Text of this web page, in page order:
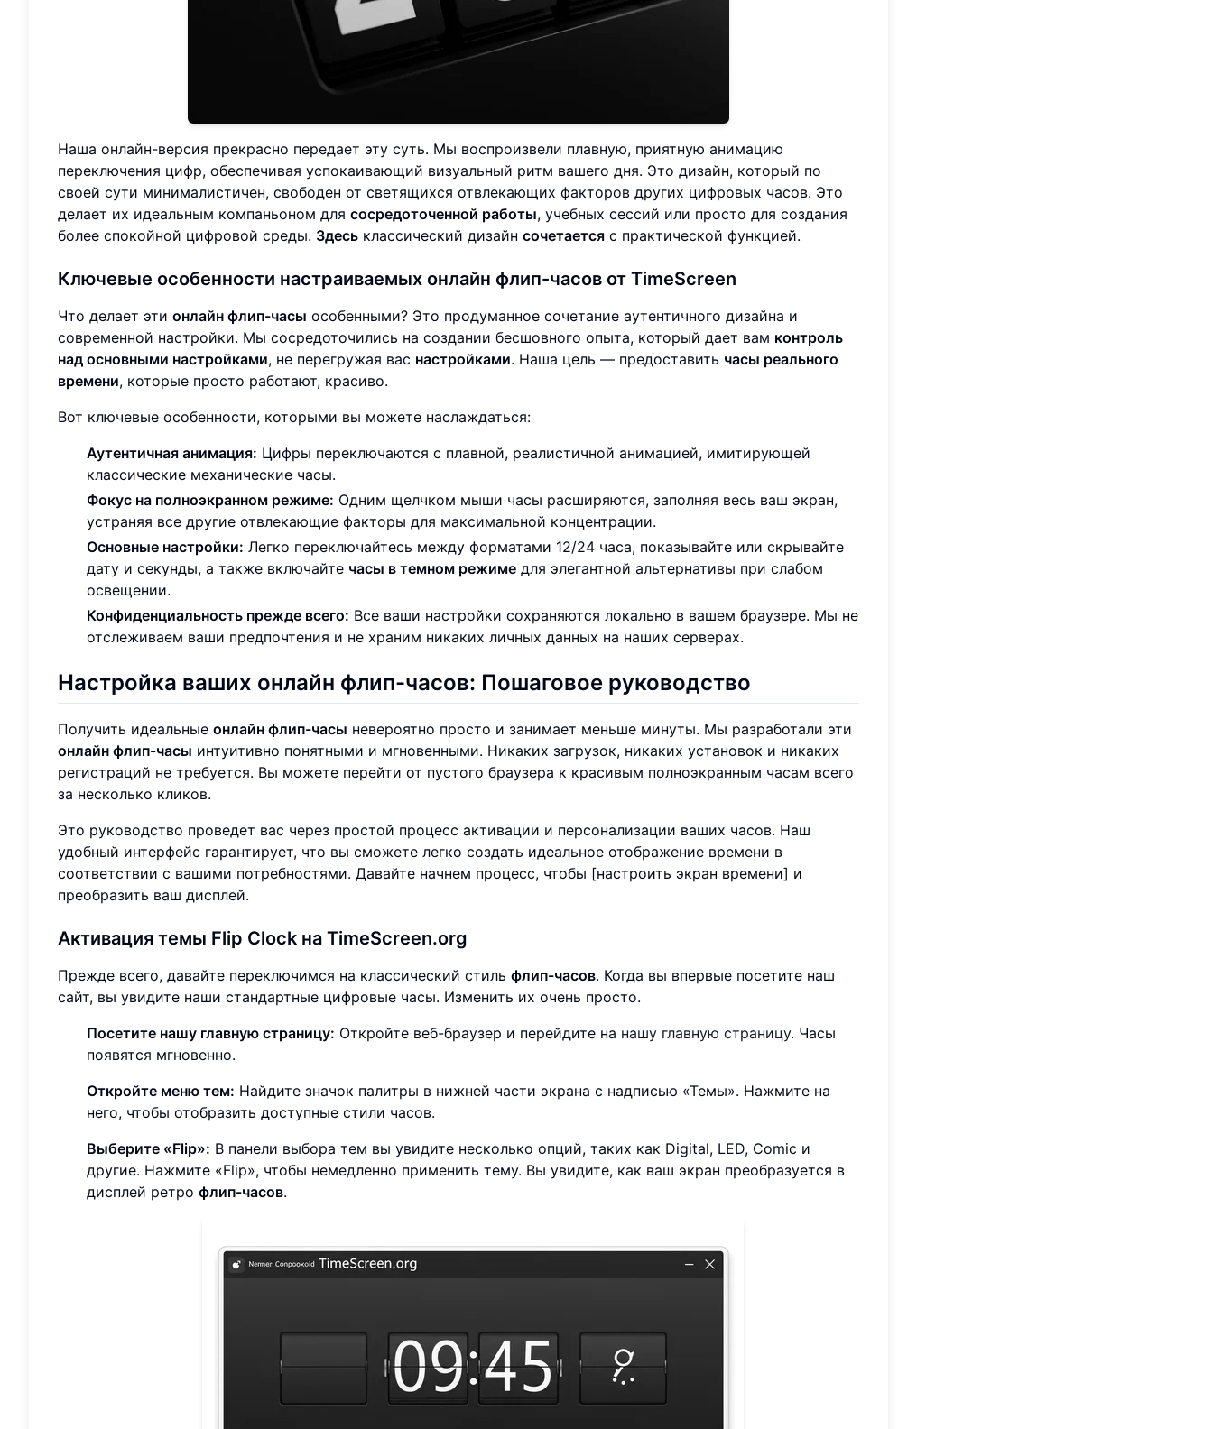
Наша онлайн-версия прекрасно передает эту суть. Мы воспроизвели плавную, приятную анимацию
переключения цифр, обеспечивая успокаивающий визуальный ритм вашего дня. Это дизайн, который по
своей сути минималистичен, свободен от светящихся отвлекающих факторов других цифровых часов. Это
делает их идеальным компаньоном для сосредоточенной работы, учебных сессий или просто для создания
более спокойной цифровой среды. Здесь классический дизайн сочетается с практической функцией.
Ключевые особенности настраиваемых онлайн флип-часов от TimeScreen
Что делает эти онлайн флип-часы особенными? Это продуманное сочетание аутентичного дизайна и
современной настройки. Мы сосредоточились на создании бесшовного опыта, который дает вам контроль
над основными настройками, не перегружая вас настройками. Наша цель — предоставить часы реального
времени, которые просто работают, красиво.
Вот ключевые особенности, которыми вы можете наслаждаться:
Аутентичная анимация: Цифры переключаются с плавной, реалистичной анимацией, имитирующей
классические механические часы.
Фокус на полноэкранном режиме: Одним щелчком мыши часы расширяются, заполняя весь ваш экран,
устраняя все другие отвлекающие факторы для максимальной концентрации.
Основные настройки: Легко переключайтесь между форматами 12/24 часа, показывайте или скрывайте
дату и секунды, а также включайте часы в темном режиме для элегантной альтернативы при слабом
освещении.
Конфиденциальность прежде всего: Все ваши настройки сохраняются локально в вашем браузере. Мы не
отслеживаем ваши предпочтения и не храним никаких личных данных на наших серверах.
Настройка ваших онлайн флип-часов: Пошаговое руководство
Получить идеальные онлайн флип-часы невероятно просто и занимает меньше минуты. Мы разработали эти
онлайн флип-часы интуитивно понятными и мгновенными. Никаких загрузок, никаких установок и никаких
регистраций не требуется. Вы можете перейти от пустого браузера к красивым полноэкранным часам всего
за несколько кликов.
Это руководство проведет вас через простой процесс активации и персонализации ваших часов. Наш
удобный интерфейс гарантирует, что вы сможете легко создать идеальное отображение времени в
соответствии с вашими потребностями. Давайте начнем процесс, чтобы [настроить экран времени] и
преобразить ваш дисплей.
Активация темы Flip Clock на TimeScreen.org
Прежде всего, давайте переключимся на классический стиль флип-часов. Когда вы впервые посетите наш
сайт, вы увидите наши стандартные цифровые часы. Изменить их очень просто.
Посетите нашу главную страницу: Откройте веб-браузер и перейдите на нашу главную страницу. Часы
появятся мгновенно.
Откройте меню тем: Найдите значок палитры в нижней части экрана с надписью «Темы». Нажмите на
него, чтобы отобразить доступные стили часов.
Выберите «Flip»: В панели выбора тем вы увидите несколько опций, таких как Digital, LED, Comic и
другие. Нажмите «Flip», чтобы немедленно применить тему. Вы увидите, как ваш экран преобразуется в
дисплей ретро флип-часов.